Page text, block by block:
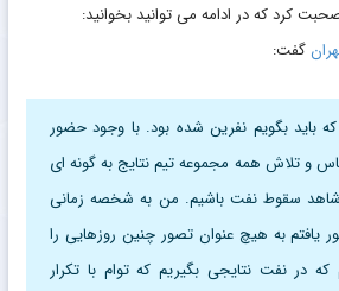
کرد که در ادامه می توانید بخوانید:
گفت:
باید بگویم نفرین شده بود. با وجود حضور
و تلاش همه مجموعه تیم نتایج به گونه ای
شاهد سقوط نفت باشیم. من به شخصه زمانی
یافتم به هیچ عنوان تصور چنین روزهایی را
در نفت نتایجی بگیریم که توام با تکرار